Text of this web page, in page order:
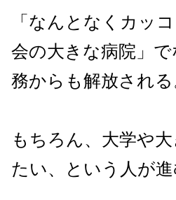
「なんとなくカッ
会の大きな病院」
務からも解放される
もちろん、大学や
たい、という人が